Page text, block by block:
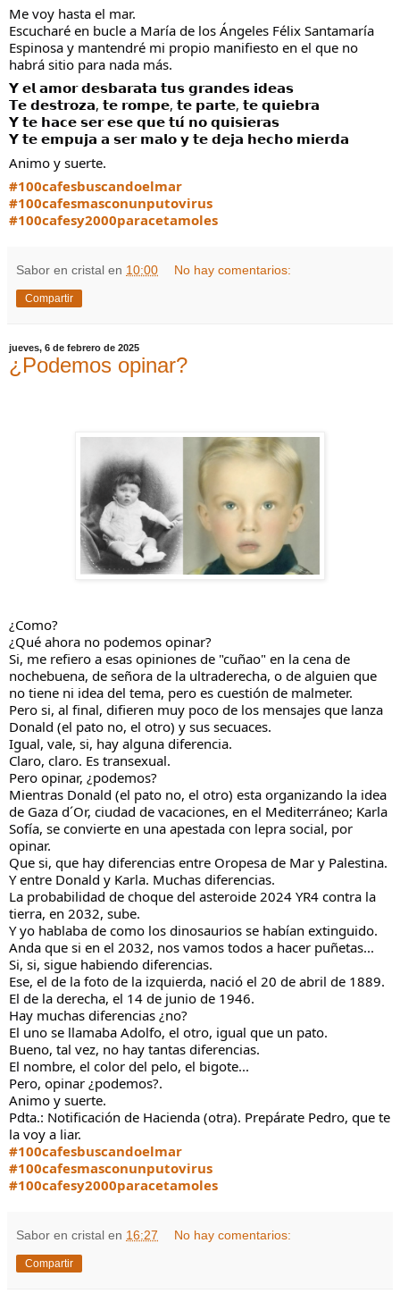
Me voy hasta el mar.
Escucharé en bucle a María de los Ángeles Félix Santamaría
Espinosa y mantendré mi propio manifiesto en el que no
habrá sitio para nada más.
𝗬 𝗲𝗹 𝗮𝗺𝗼𝗿 𝗱𝗲𝘀𝗯𝗮𝗿𝗮𝘁𝗮 𝘁𝘂𝘀 𝗴𝗿𝗮𝗻𝗱𝗲𝘀 𝗶𝗱𝗲𝗮𝘀
𝗧𝗲 𝗱𝗲𝘀𝘁𝗿𝗼𝘇𝗮, 𝘁𝗲 𝗿𝗼𝗺𝗽𝗲, 𝘁𝗲 𝗽𝗮𝗿𝘁𝗲, 𝘁𝗲 𝗾𝘂𝗶𝗲𝗯𝗿𝗮
𝗬 𝘁𝗲 𝗵𝗮𝗰𝗲 𝘀𝗲𝗿 𝗲𝘀𝗲 𝗾𝘂𝗲 𝘁𝘂́ 𝗻𝗼 𝗾𝘂𝗶𝘀𝗶𝗲𝗿𝗮𝘀
𝗬 𝘁𝗲 𝗲𝗺𝗽𝘂𝗷𝗮 𝗮 𝘀𝗲𝗿 𝗺𝗮𝗹𝗼 𝘆 𝘁𝗲 𝗱𝗲𝗷𝗮 𝗵𝗲𝗰𝗵𝗼 𝗺𝗶𝗲𝗿𝗱𝗮
Animo y suerte.
#100cafesbuscandoelmar
#100cafesmasconunputovirus
#100cafesy2000paracetamoles
Sabor en cristal en 10:00 No hay comentarios:
Compartir
jueves, 6 de febrero de 2025
¿Podemos opinar?
¿Como?
¿Qué ahora no podemos opinar?
Si, me refiero a esas opiniones de "cuñao" en la cena de
nochebuena, de señora de la ultraderecha, o de alguien que
no tiene ni idea del tema, pero es cuestión de malmeter.
Pero si, al final, difieren muy poco de los mensajes que lanza
Donald (el pato no, el otro) y sus secuaces.
Igual, vale, si, hay alguna diferencia.
Claro, claro. Es transexual.
Pero opinar, ¿podemos?
Mientras Donald (el pato no, el otro) esta organizando la idea
de Gaza d´Or, ciudad de vacaciones, en el Mediterráneo; Karla
Sofía, se convierte en una apestada con lepra social, por
opinar.
Que si, que hay diferencias entre Oropesa de Mar y Palestina.
Y entre Donald y Karla. Muchas diferencias.
La probabilidad de choque del asteroide 2024 YR4 contra la
tierra, en 2032, sube.
Y yo hablaba de como los dinosaurios se habían extinguido.
Anda que si en el 2032, nos vamos todos a hacer puñetas...
Si, si, sigue habiendo diferencias.
Ese, el de la foto de la izquierda, nació el 20 de abril de 1889.
El de la derecha, el 14 de junio de 1946.
Hay muchas diferencias ¿no?
El uno se llamaba Adolfo, el otro, igual que un pato.
Bueno, tal vez, no hay tantas diferencias.
El nombre, el color del pelo, el bigote...
Pero, opinar ¿podemos?.
Animo y suerte.
Pdta.: Notificación de Hacienda (otra). Prepárate Pedro, que te
la voy a liar.
#100cafesbuscandoelmar
#100cafesmasconunputovirus
#100cafesy2000paracetamoles
Sabor en cristal en 16:27 No hay comentarios:
Compartir